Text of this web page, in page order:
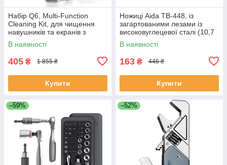
Набір Q6, Multi-Function
Cleaning Kit, для чищення
навушників та екранів з
розпилювачем та щітками
В наявності
405 ₴ 1 855 ₴
Купити
Ножиці Aida TB-448, із
загартованими лезами із
високовуглецевої сталі (10,7
см, довжина леза 3,2)
В наявності
163 ₴ 446 ₴
Купити
–59% –52%